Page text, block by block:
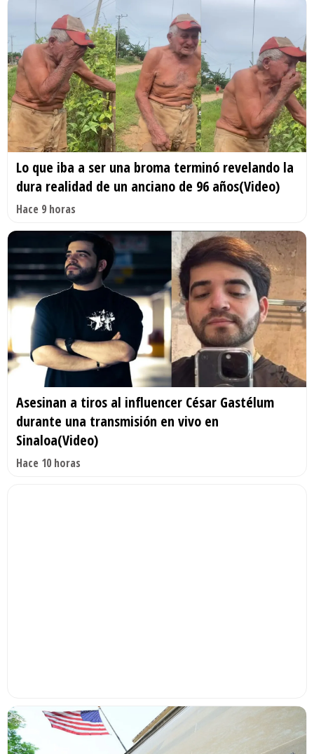
Lo que iba a ser una broma terminó revelando la
dura realidad de un anciano de 96 años(Video)
Hace 9 horas
Asesinan a tiros al influencer César Gastélum
durante una transmisión en vivo en
Sinaloa(Video)
Hace 10 horas